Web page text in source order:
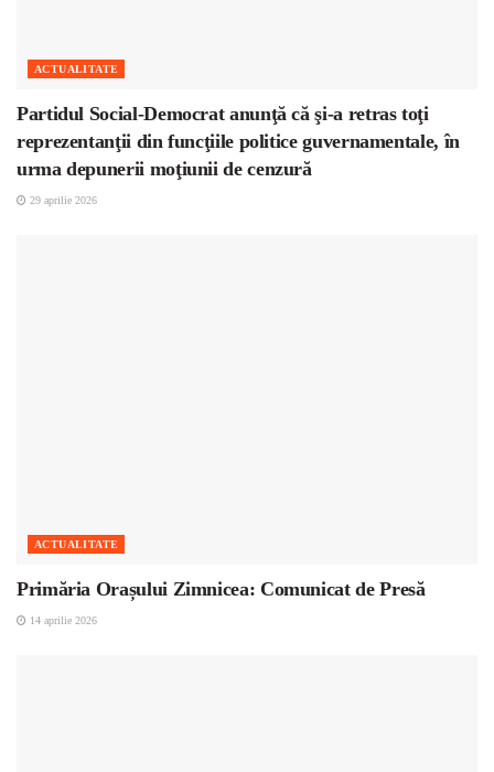
ACTUALITATE
Partidul Social-Democrat anunţă că şi-a retras toţi
reprezentanţii din funcţiile politice guvernamentale, în
urma depunerii moţiunii de cenzură
29 aprilie 2026
ACTUALITATE
Primăria Orașului Zimnicea: Comunicat de Presă
14 aprilie 2026